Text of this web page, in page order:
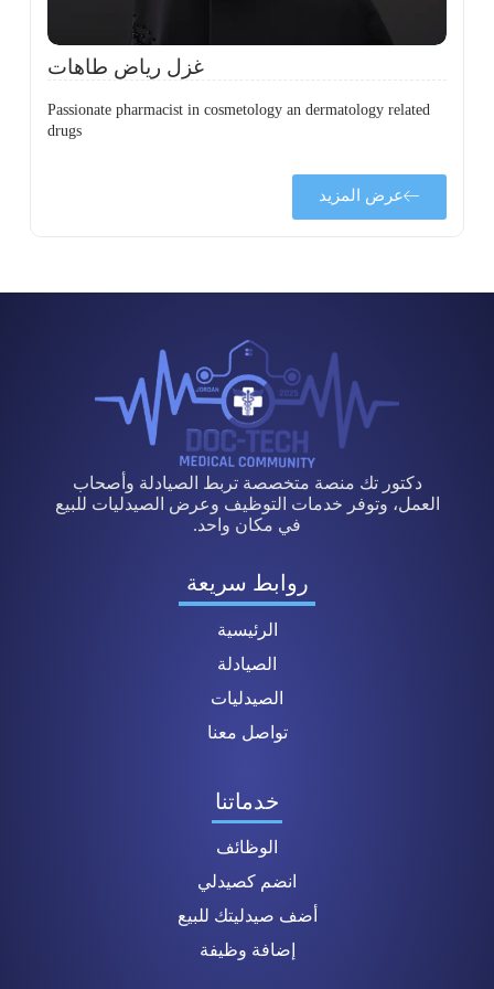
غزل رياض طاهات
Passionate pharmacist in cosmetology an dermatology related
drugs
عرض المزيد
دكتور تك منصة متخصصة تربط الصيادلة وأصحاب
العمل، وتوفر خدمات التوظيف وعرض الصيدليات للبيع
في مكان واحد.
روابط سريعة
الرئيسية
الصيادلة
الصيدليات
تواصل معنا
خدماتنا
الوظائف
انضم كصيدلي
أضف صيدليتك للبيع
إضافة وظيفة